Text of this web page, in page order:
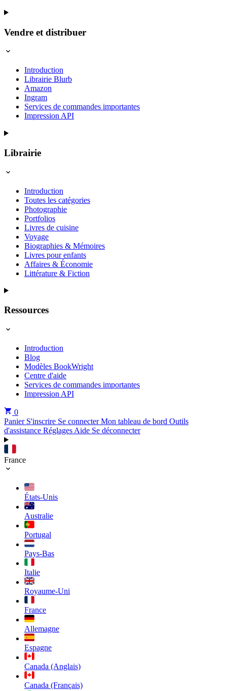
Vendre et distribuer
Introduction
Librairie Blurb
Amazon
Ingram
Services de commandes importantes
Impression API
Librairie
Introduction
Toutes les catégories
Photographie
Portfolios
Livres de cuisine
Voyage
Biographies & Mémoires
Livres pour enfants
Affaires & Économie
Littérature & Fiction
Ressources
Introduction
Blog
Modèles BookWright
Centre d'aide
Services de commandes importantes
Impression API
0
Panier S'inscrire Se connecterMon tableau de bord Outils
d'assistance Réglages Aide Se déconnecter
France
États-Unis
Australie
Portugal
Pays-Bas
Italie
Royaume-Uni
France
Allemagne
Espagne
Canada (Anglais)
Canada (Français)